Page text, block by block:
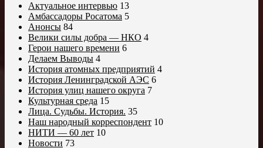
Актуальное интервью 13
Амбассадоры Росатома 5
Анонсы 84
Велики силы добра — НКО 4
Герои нашего времени 6
Делаем Выводы 4
История атомных предприятий 4
История Ленинградской АЭС 6
История улиц нашего округа 7
Культурная среда 15
Лица. Судьбы. История. 35
Наш народный корреспондент 10
НИТИ — 60 лет 10
Новости 73